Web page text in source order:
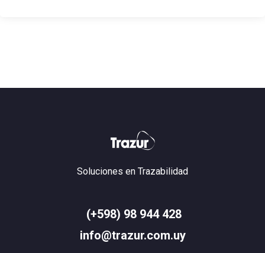
Soluciones en Trazabilidad
(+598) 98 944 428
info@trazur.com.uy